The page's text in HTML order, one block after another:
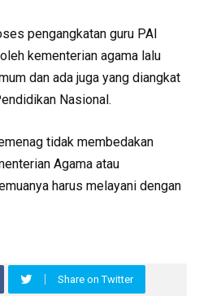
pengangkatan guru PAI
kementerian agama lalu
dan ada juga yang diangkat
Nasional.
tidak membedakan
Agama atau
harus melayani dengan
Share on Twitter